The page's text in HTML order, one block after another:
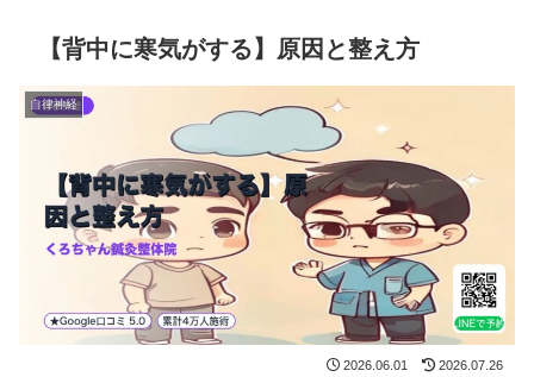
【背中に寒気がする】原因と整え方
自律神経
2026.06.01 2026.07.26